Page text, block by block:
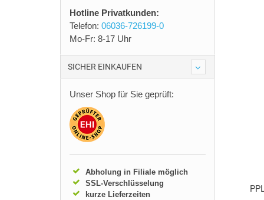
Hotline Privatkunden:
Telefon: 06036-726199-0
Mo-Fr: 8-17 Uhr
SICHER EINKAUFEN
Unser Shop für Sie geprüft:
Abholung in Filiale möglich
SSL-Verschlüsselung
kurze Lieferzeiten